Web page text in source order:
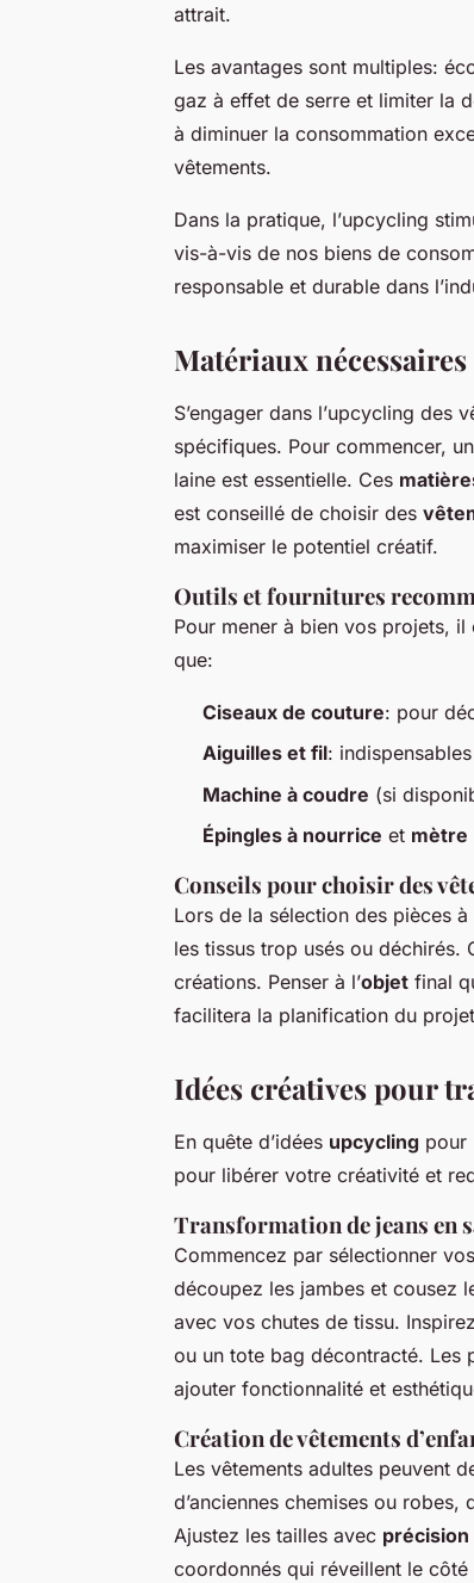
attrait.
Les avantages sont multiples:
gaz à effet de serre et limiter la
à diminuer la consommation
vêtements.
Dans la pratique, l’upcycling
vis-à-vis de nos biens de
responsable et durable dans
Matériaux
S’engager dans l’upcycling des
spécifiques. Pour commencer,
laine est essentielle. Ces
est conseillé de choisir des
maximiser le potentiel créatif.
Outils et fournitures
Pour mener à bien vos projets,
que:
Ciseaux de couture: pour
Aiguilles et fil:
Machine à coudre (si
Épingles à nourrice et mètre
Conseils pour choisir des
Lors de la sélection des pièces
les tissus trop usés ou déchirés.
créations. Penser à l’objet final
facilitera la planification du
Idées créatives pour
En quête d’idées upcycling pour
pour libérer votre créativité et
Transformation de jeans en
Commencez par sélectionner
découpez les jambes et cousez
avec vos chutes de tissu.
ou un tote bag décontracté. Les
ajouter fonctionnalité et
Création de vêtements
Les vêtements adultes peuvent
d’anciennes chemises ou
Ajustez les tailles avec précision
coordonnés qui réveillent le